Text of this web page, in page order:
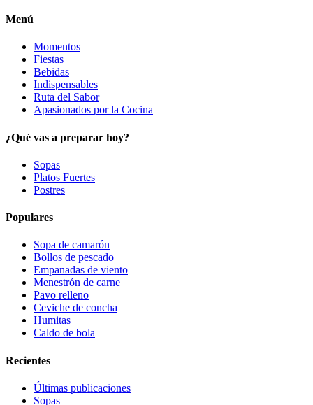
Menú
Momentos
Fiestas
Bebidas
Indispensables
Ruta del Sabor
Apasionados por la Cocina
¿Qué vas a preparar hoy?
Sopas
Platos Fuertes
Postres
Populares
Sopa de camarón
Bollos de pescado
Empanadas de viento
Menestrón de carne
Pavo relleno
Ceviche de concha
Humitas
Caldo de bola
Recientes
Últimas publicaciones
Sopas